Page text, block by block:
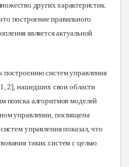
других характеристик.
построение правильного
является актуальной
систем управления
2], нашедших свои области
поиска алгоритмов моделей
управлении, посвящена
управления показал, что
таких систем с целью